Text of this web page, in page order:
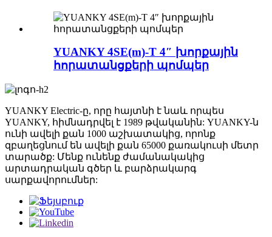
YUANKY 4SE(m)-T 4″ խորքային
հորատանցքերի պոմպեր
YUANKY Electric-ը, որը հայտնի է նաև որպես
YUANKY, հիմնադրվել է 1989 թվականին: YUANKY-ն
ունի ավելի քան 1000 աշխատակից, որոնք
զբաղեցնում են ավելի քան 65000 քառակուսի մետր
տարածք: Մենք ունենք ժամանակակից
արտադրական գծեր և բարձրակարգ
սարքավորումներ: